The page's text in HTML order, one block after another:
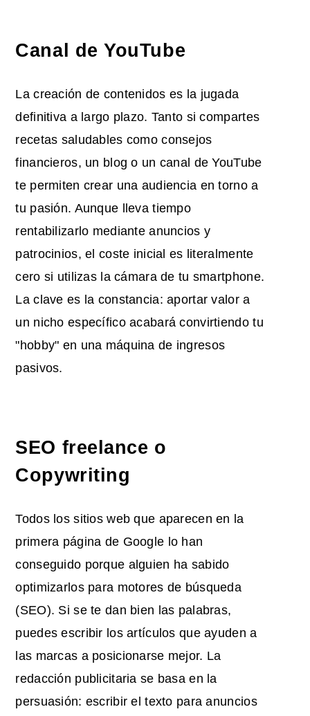
Canal de YouTube
La creación de contenidos es la jugada
definitiva a largo plazo. Tanto si compartes
recetas saludables como consejos
financieros, un blog o un canal de YouTube
te permiten crear una audiencia en torno a
tu pasión. Aunque lleva tiempo
rentabilizarlo mediante anuncios y
patrocinios, el coste inicial es literalmente
cero si utilizas la cámara de tu smartphone.
La clave es la constancia: aportar valor a
un nicho específico acabará convirtiendo tu
"hobby" en una máquina de ingresos
pasivos.
SEO freelance o
Copywriting
Todos los sitios web que aparecen en la
primera página de Google lo han
conseguido porque alguien ha sabido
optimizarlos para motores de búsqueda
(SEO). Si se te dan bien las palabras,
puedes escribir los artículos que ayuden a
las marcas a posicionarse mejor. La
redacción publicitaria se basa en la
persuasión: escribir el texto para anuncios